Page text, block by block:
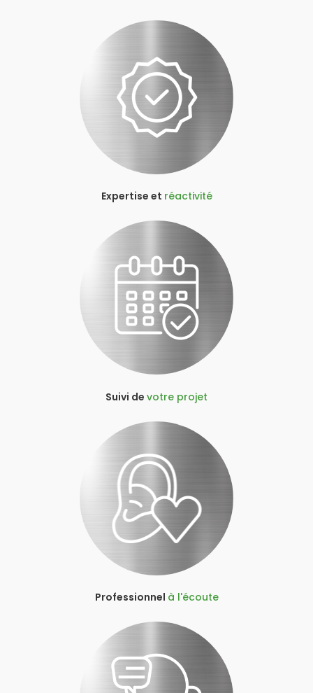
Expertise et réactivité
Suivi de votre projet
Professionnel à l'écoute